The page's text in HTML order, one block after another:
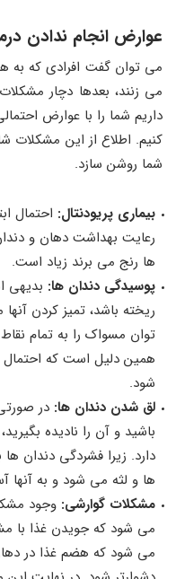
عوارض انجام ندادن
می توان گفت افرادی که به
می زنند، بعدها دچار
داریم شما را با عوارض
کنیم. اطلاع از این مشکلات
شما روشن سازد.
بیماری پریودنتال: احتمال
رعایت بهداشت دهان و
ها رنج می برند زیاد است.
پوسیدگی دندان ها: بدیهی
ریخته باشد، تمیز کردن
توان مسواک را به تمام نقاط
همین دلیل است که احتمال
شود.
لق شدن دندان ها: در
باشید و آن را نادیده
دارد. زیرا فشردگی دندان
ها و لثه می شود و به آنها
مشکلات گوارشی: وجود
می شود که جویدن غذا با
می شود که هضم غذا در